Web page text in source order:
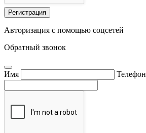
Регистрация
Авторизация с помощью соцсетей
Обратный звонок
Имя Телефон